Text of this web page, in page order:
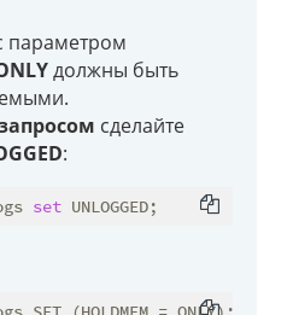
параметром
должны быть
сделайте
:
set